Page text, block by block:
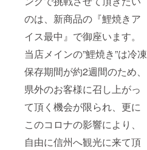
のは、新商品の『鯉焼きア
イス最中』で御座います。
当店メインの”鯉焼き”は冷凍
保存期間が約2週間のため、
県外のお客様に召し上がっ
て頂く機会が限られ、更に
このコロナの影響により、
自由に信州へ観光に来て頂